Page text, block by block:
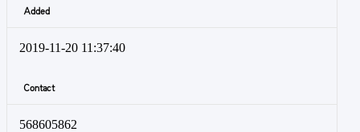
Added
2019-11-20 11:37:40
Contact
568605862